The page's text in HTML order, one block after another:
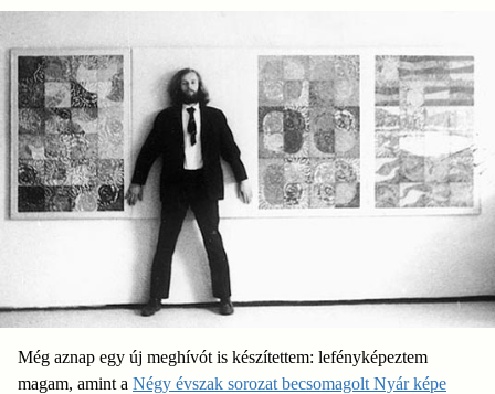
Még aznap egy új meghívót is készítettem: lefényképeztem
magam, amint a Négy évszak sorozat becsomagolt Nyár képe